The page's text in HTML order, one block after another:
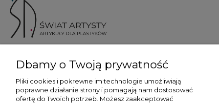
Więcej informacji
Dbamy o Twoją prywatność
Pliki cookies i pokrewne im technologie umożliwiają
poprawne działanie strony i pomagają nam dostosować
ofertę do Twoich potrzeb. Możesz zaakceptować